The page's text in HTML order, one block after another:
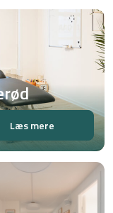
Læs mere